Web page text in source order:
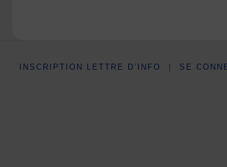
INSCRIPTION LETTRE D’INFO SE